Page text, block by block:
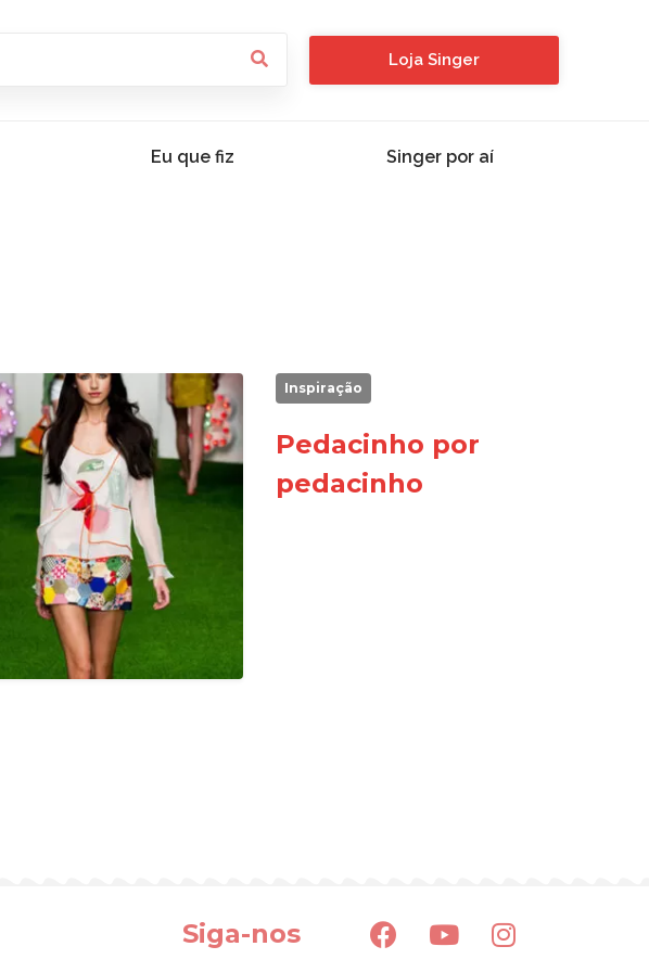
Loja Singer
Eu que fiz Singer por aí
Inspiração
Pedacinho por
pedacinho
Siga-nos